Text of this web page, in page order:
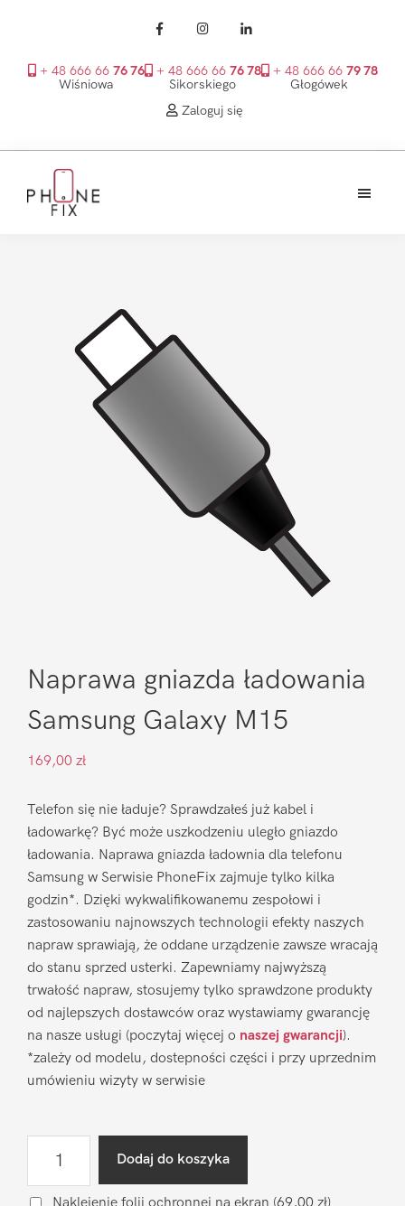
+ 48 666 66 76 76
Wiśniowa
+ 48 666 66 76 78
Sikorskiego
+ 48 666 66 79 78
Głogówek
Zaloguj się
głównego
Naprawa gniazda ładowania
Samsung Galaxy M15
169,00 zł
Telefon się nie ładuje? Sprawdzałeś już kabel i
ładowarkę? Być może uszkodzeniu uległo gniazdo
ładowania. Naprawa gniazda ładownia dla telefonu
Samsung w Serwisie PhoneFix zajmuje tylko kilka
godzin*. Dzięki wykwalifikowanemu zespołowi i
zastosowaniu najnowszych technologii efekty naszych
napraw sprawiają, że oddane urządzenie zawsze wracają
do stanu sprzed usterki. Zapewniamy najwyższą
trwałość napraw, stosujemy tylko sprawdzone produkty
od najlepszych dostawców oraz wystawiamy gwarancję
na nasze usługi (poczytaj więcej o naszej gwarancji).
*zależy od modelu, dostepności części i przy uprzednim
umówieniu wizyty w serwisie
gniazda
Dodaj do koszyka